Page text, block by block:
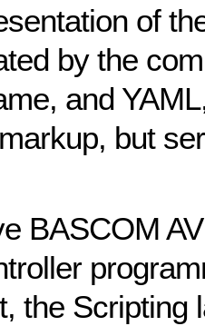
of
by the
and
but
BASCOM
the Scripting